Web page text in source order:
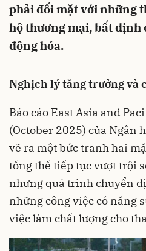
phải đối mặt với những
hộ thương mại, bất định
động hóa.
Nghịch lý tăng trưởng và
Báo cáo East Asia and
(October 2025) của Ngân
vẽ ra một bức tranh hai
tổng thể tiếp tục vượt trội
nhưng quá trình chuyển
những công việc có năng
việc làm chất lượng cho